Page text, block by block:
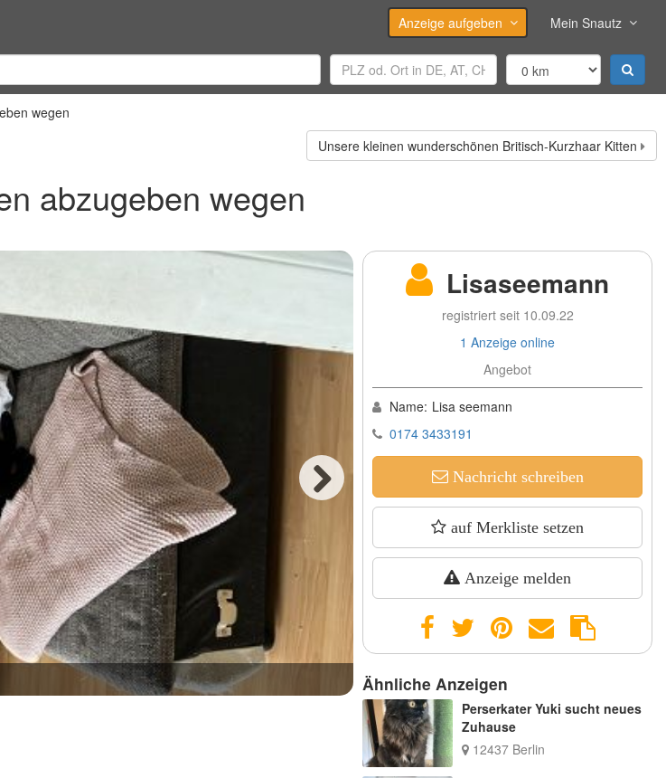
Anzeige aufgeben Mein Snautz
wegen
Unsere kleinen wunderschönen Britisch-Kurzhaar Kitten
abzugeben wegen
Lisaseemann
registriert seit 10.09.22
1 Anzeige online
Angebot
Name: Lisa seemann
0174 3433191
Nachricht schreiben
auf Merkliste setzen
Anzeige melden
Ähnliche Anzeigen
Perserkater Yuki sucht neues
Zuhause
12437 Berlin